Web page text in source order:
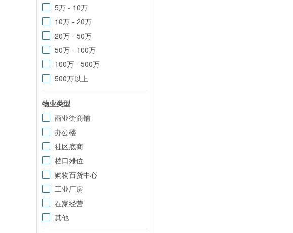
5万 - 10万
10万 - 20万
20万 - 50万
50万 - 100万
100万 - 500万
500万以上
物业类型
商业街商铺
办公楼
社区底商
档口摊位
购物百货中心
工业厂房
在家经营
其他